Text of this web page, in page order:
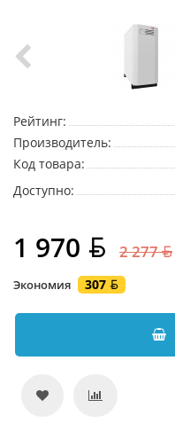
Рейтинг:
Производитель:
Код товара:
Доступно:
1 970 2 277
Экономия 307